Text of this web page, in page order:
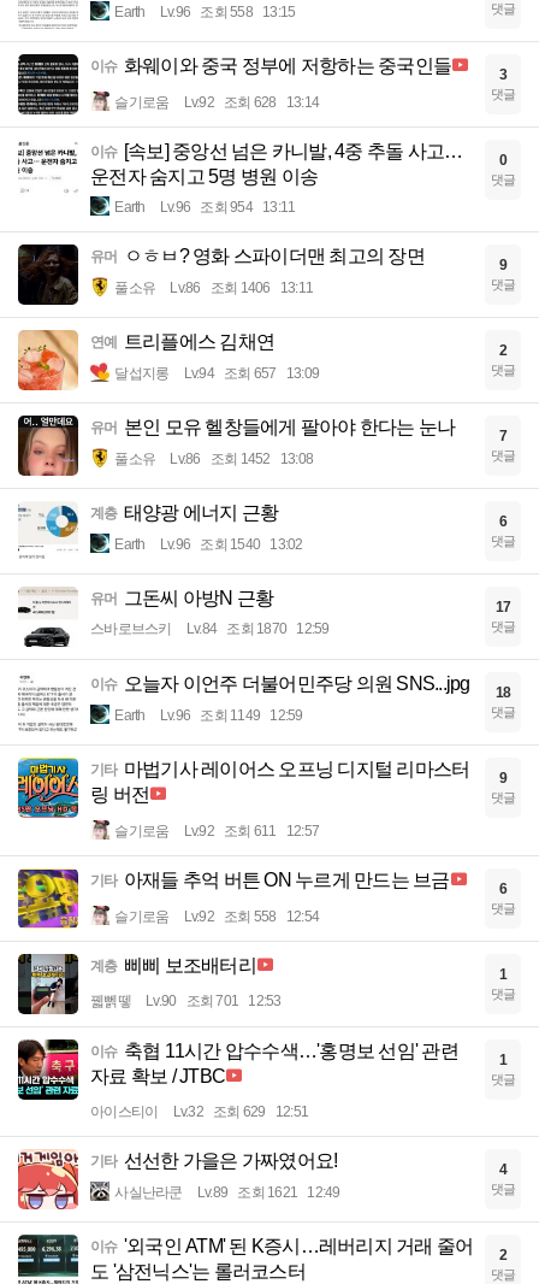
Earth Lv.96 조회 558 13:15 댓글
이슈 화웨이와 중국 정부에 저항하는 중국인들
슬기로움 Lv.92 조회 628 13:14
3
댓글
이슈 [속보] 중앙선 넘은 카니발, 4중 추돌 사고…
운전자 숨지고 5명 병원 이송
Earth Lv.96 조회 954 13:11
0
댓글
유머 ㅇㅎㅂ? 영화 스파이더맨 최고의 장면
풀소유 Lv.86 조회 1406 13:11
9
댓글
연예 트리플에스 김채연
달섭지롱 Lv.94 조회 657 13:09
2
댓글
유머 본인 모유 헬창들에게 팔아야 한다는 눈나
풀소유 Lv.86 조회 1452 13:08
7
댓글
계층 태양광 에너지 근황
Earth Lv.96 조회 1540 13:02
6
댓글
유머 그돈씨 아방N 근황
스바로브스키 Lv.84 조회 1870 12:59
17
댓글
이슈 오늘자 이언주 더불어민주당 의원 SNS...jpg
Earth Lv.96 조회 1149 12:59
18
댓글
기타 마법기사 레이어스 오프닝 디지털 리마스터
링 버전
슬기로움 Lv.92 조회 611 12:57
9
댓글
기타 아재들 추억 버튼 ON 누르게 만드는 브금
슬기로움 Lv.92 조회 558 12:54
6
댓글
계층 삐삐 보조배터리
꿻뻵뗗 Lv.90 조회 701 12:53
1
댓글
이슈 축협 11시간 압수수색…'홍명보 선임' 관련
자료 확보 / JTBC
아이스티이 Lv.32 조회 629 12:51
1
댓글
기타 선선한 가을은 가짜였어요!
사실난라쿤 Lv.89 조회 1621 12:49
4
댓글
이슈 '외국인 ATM' 된 K증시…레버리지 거래 줄어
도 '삼전닉스'는 롤러코스터
2
댓글